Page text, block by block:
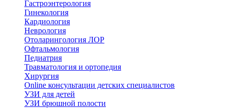
Гастроэнтерология
Гинекология
Кардиология
Неврология
Отоларингология ЛОР
Офтальмология
Педиатрия
Травматология и ортопедия
Хирургия
Online консультации детских специалистов
УЗИ для детей
УЗИ брюшной полости